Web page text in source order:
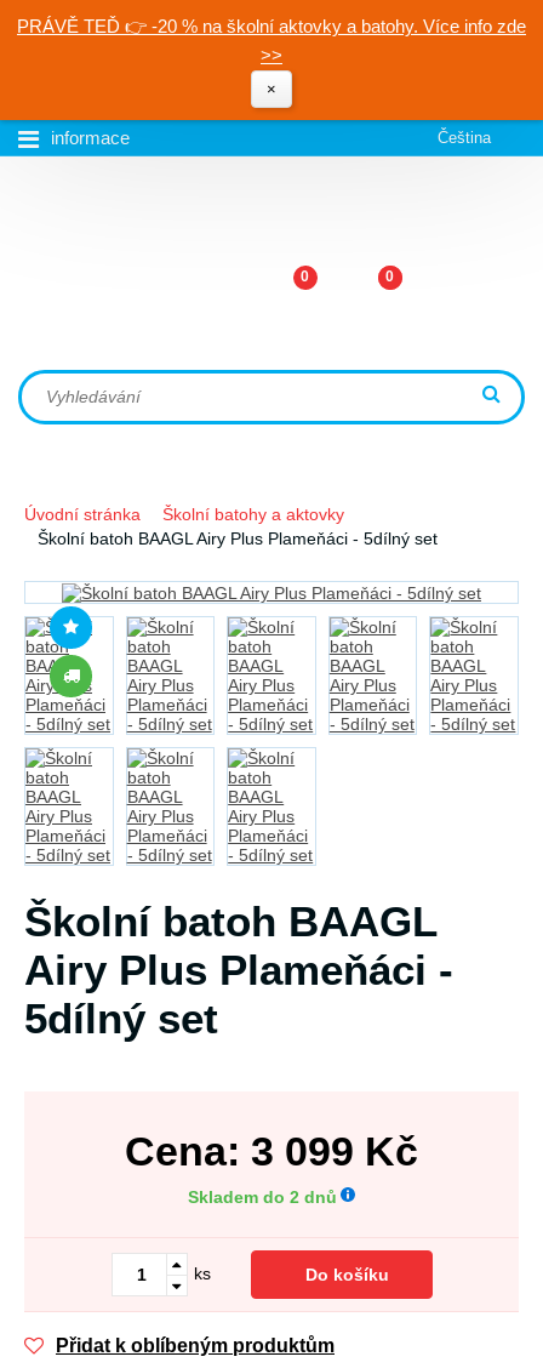
PRÁVĚ TEĎ 👉 -20 % na školní aktovky a batohy. Více info zde
>>
×
informace Čeština
0 0
Úvodní stránka
Školní batohy a aktovky
Školní batoh BAAGL Airy Plus Plameňáci - 5dílný set
Školní batoh BAAGL
Airy Plus Plameňáci -
5dílný set
Cena: 3 099 Kč
Skladem do 2 dnů
ks Do košíku
Přidat k oblíbeným produktům